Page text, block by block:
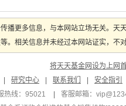
播更多信息，与本网站立场无关。
。相关信息并未经过本网站证实，
将天天基金网设为上网
研究中心 联系我们
安全指引
热线：95021
客服邮箱：